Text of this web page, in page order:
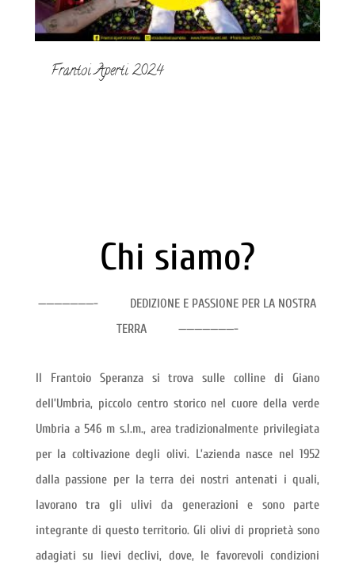
Frantoi Aperti 2024
Chi siamo?
———————- DEDIZIONE E PASSIONE PER LA NOSTRA
TERRA ———————-
Il Frantoio Speranza si trova sulle colline di Giano
dell’Umbria, piccolo centro storico nel cuore della verde
Umbria a 546 m s.l.m., area tradizionalmente privilegiata
per la coltivazione degli olivi. L’azienda nasce nel 1952
dalla passione per la terra dei nostri antenati i quali,
lavorano tra gli ulivi da generazioni e sono parte
integrante di questo territorio. Gli olivi di proprietà sono
adagiati su lievi declivi, dove, le favorevoli condizioni